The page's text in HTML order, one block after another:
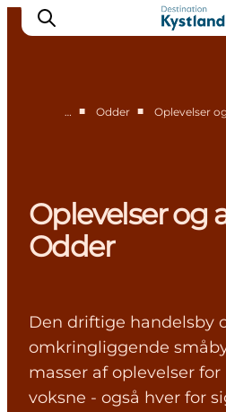
Oplevelser
Overnatning
Køb billet
… ■ Odder ■ Oplevelser
Oplevelser og
Odder
Den driftige handelsby
omkringliggende
masser af oplevelser
voksne - også hver for